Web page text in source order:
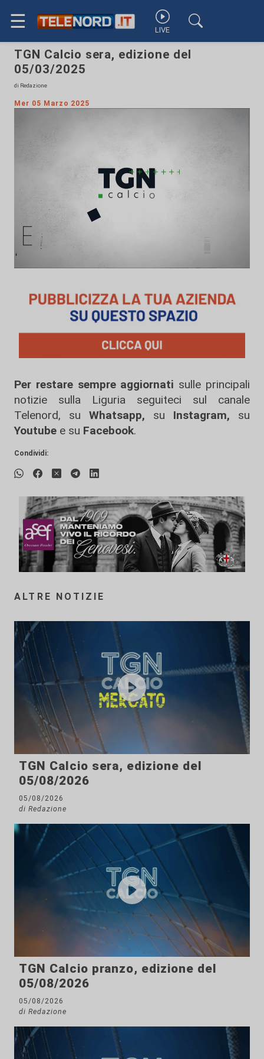
☰ LIVE
TGN Calcio sera, edizione del
05/03/2025
di Redazione
Mer 05 Marzo 2025
Per restare sempre aggiornati sulle principali
notizie sulla Liguria seguiteci sul canale
Telenord, su
Whatsapp, su Instagram, su
Youtube e su Facebook.
Condividi:
ALTRE NOTIZIE
TGN Calcio sera, edizione del
05/08/2026
05/08/2026
di Redazione
TGN Calcio pranzo, edizione del
05/08/2026
05/08/2026
di Redazione